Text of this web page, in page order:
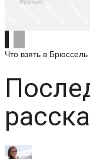
Что взять в Брюссель